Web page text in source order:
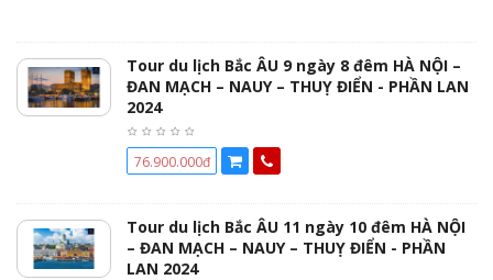
Tour du lịch Bắc ÂU 9 ngày 8 đêm HÀ NỘI –
ĐAN MẠCH – NAUY – THUỴ ĐIỂN - PHẦN LAN
2024
76.900.000đ
Tour du lịch Bắc ÂU 11 ngày 10 đêm HÀ NỘI
– ĐAN MẠCH – NAUY – THUỴ ĐIỂN - PHẦN
LAN 2024